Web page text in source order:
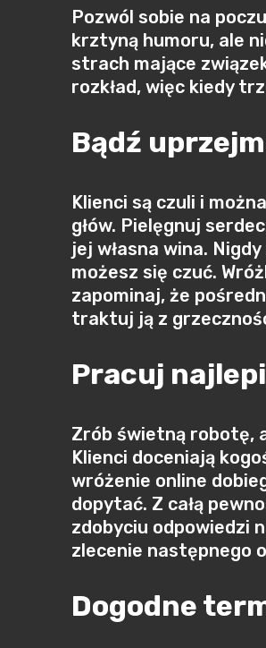
Pozwól sobie na
krztyną humoru, ale
strach mające
rozkład, więc kiedy
Bądź
Klienci są czuli i
głów. Pielęgnuj
jej własna wina.
możesz się czuć.
zapominaj, że
traktuj ją z
Pracuj
Zrób świetną robotę,
Klienci doceniają
wróżenie online
dopytać. Z całą
zdobyciu odpowiedzi
zlecenie następnego
Dogodne